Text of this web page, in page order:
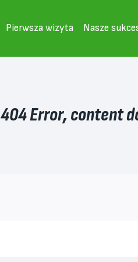
Pierwsza wizyta Nasze
404 Error, content